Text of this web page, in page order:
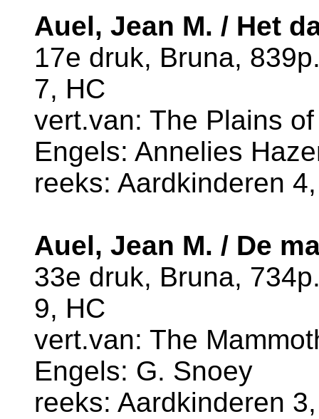
Auel, Jean M. / Het
17e druk, Bruna,
7, HC
vert.van: The Plains
Engels: Annelies
reeks: Aardkinderen
Auel, Jean M. / De
33e druk, Bruna,
9, HC
vert.van: The
Engels: G. Snoey
reeks: Aardkinderen